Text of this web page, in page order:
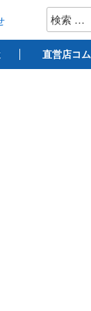
検
索:
直営店コ